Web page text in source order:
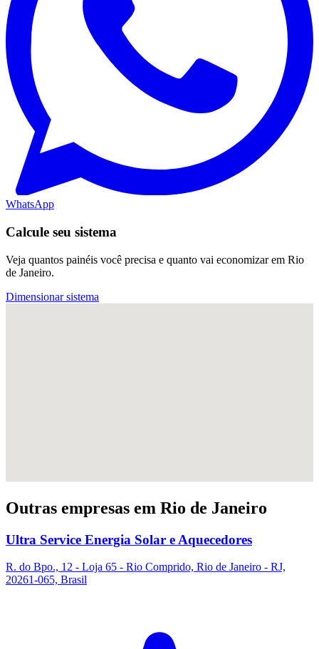
WhatsApp
Calcule seu sistema
Veja quantos painéis você precisa e quanto vai economizar em Rio
de Janeiro.
Dimensionar sistema
Outras empresas em Rio de Janeiro
Ultra Service Energia Solar e Aquecedores
R. do Bpo., 12 - Loja 65 - Rio Comprido, Rio de Janeiro - RJ,
20261-065, Brasil